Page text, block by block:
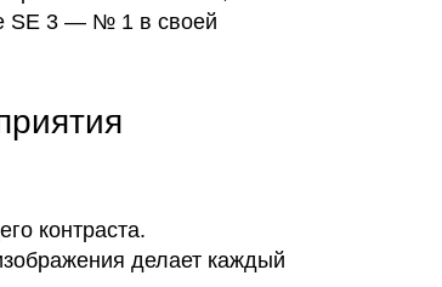
SE 3 — № 1 в своей
контраста.
делает каждый